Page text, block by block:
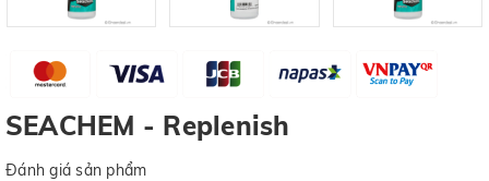
SEACHEM - Replenish
Đánh giá sản phẩm